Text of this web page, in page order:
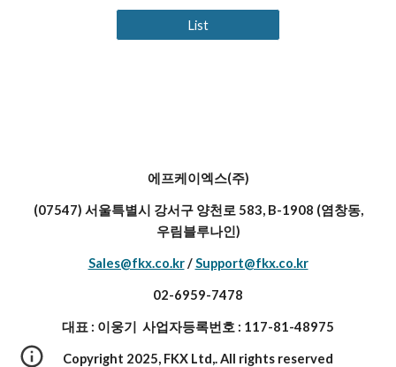
List
에프케이엑스(주)
(07547) 서울특별시 강서구 양천로 583, B-1908 (염창동,
우림블루나인)
Sales@fkx.co.kr/Support@fkx.co.kr
02-6959-7478
대표 : 이웅기 사업자등록번호 : 117-81-48975
Copyright 2025, FKX Ltd,. All rights reserved